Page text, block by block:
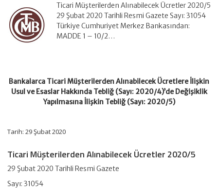
Esaslar
Hakkında
Tebliğ
(Sayı:
2020/4)’de
(Sayı:
2020/5)
için
Ticari Müşterilerden Alınabilecek Ücretler 2020/5
29 Şubat 2020 Tarihli Resmi Gazete Sayı: 31054
Türkiye Cumhuriyet Merkez Bankasından:
MADDE 1 – 10/2…
Bankalarca Ticari Müşterilerden Alınabilecek Ücretlere İlişkin
Usul ve Esaslar Hakkında Tebliğ (Sayı: 2020/4)’de Değişiklik
Yapılmasına İlişkin Tebliğ (Sayı: 2020/5)
Tarih: 29 Şubat 2020
Ticari Müşterilerden Alınabilecek Ücretler 2020/5
29 Şubat 2020 Tarihli Resmi Gazete
Sayı: 31054